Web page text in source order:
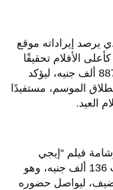
يرصد إيراداته موقع
الأفلام تحقيقًا
للإيرادات، بعدما سجل أمس نحو 887 ألف جنيه، ليؤكد
الموسم، مستفيدًا
العيد.
فيلم “إيجي
بست”، الذي حقق إيرادات تجاوزت 136 ألف جنيه، وهو
ليواصل حضوره